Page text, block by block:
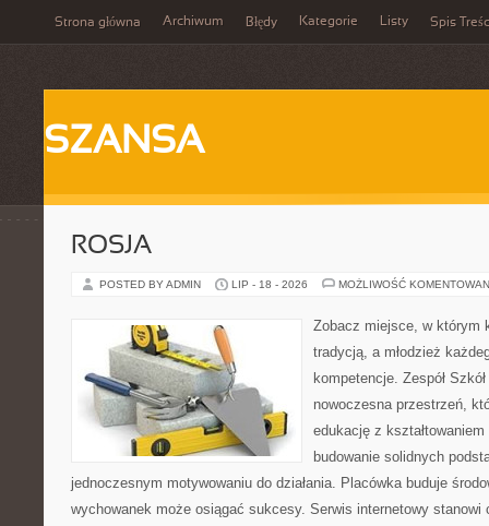
Strona główna Archiwum Błędy Kategorie Listy Spis
SZANSA
ROSJA
POSTED BY ADMIN LIP - 18 - 2026 MOŻLIWOŚĆ
Zobacz miejsce, w którym
tradycją, a młodzież
kompetencje. Zespół
nowoczesna przestrzeń,
edukację z
budowanie solidnych
jednoczesnym motywowaniu do działania. Placówka buduje
wychowanek może osiągać sukcesy. Serwis internetowy stanowi